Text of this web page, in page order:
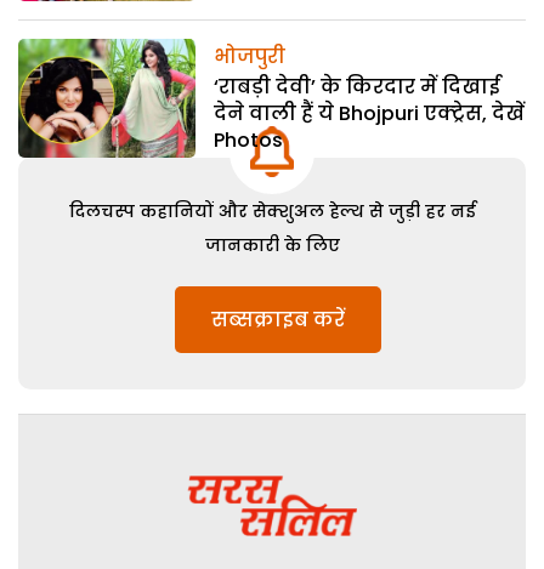
भोजपुरी
‘राबड़ी देवी’ के किरदार में दिखाई
देने वाली हैं ये Bhojpuri एक्ट्रेस, देखें
Photos
दिलचस्प कहानियों और सेक्शुअल हेल्थ से जुड़ी हर नई
जानकारी के लिए
सब्सक्राइब करें